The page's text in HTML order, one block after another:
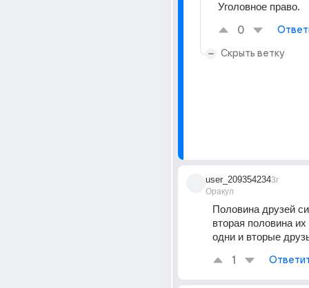
Уголовное право.
0
Скрыть ветку
user_209354234
Оракул
3г
Половина друзей
вторая половина
одни и вторые
1